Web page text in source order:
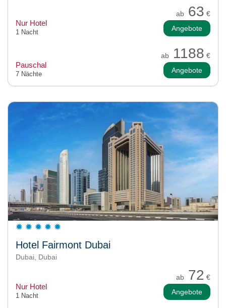
ab 63 €
Nur Hotel
1 Nacht Angebote
ab 1188 €
Pauschal
7 Nächte Angebote
Hotel Fairmont Dubai
Dubai, Dubai
ab 72 €
Nur Hotel
1 Nacht Angebote